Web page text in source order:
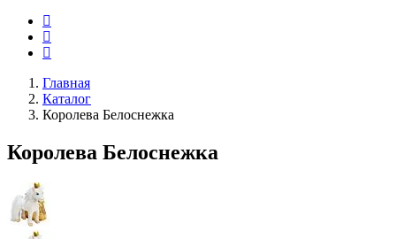
Главная
Каталог
Королева Белоснежка
Королева Белоснежка